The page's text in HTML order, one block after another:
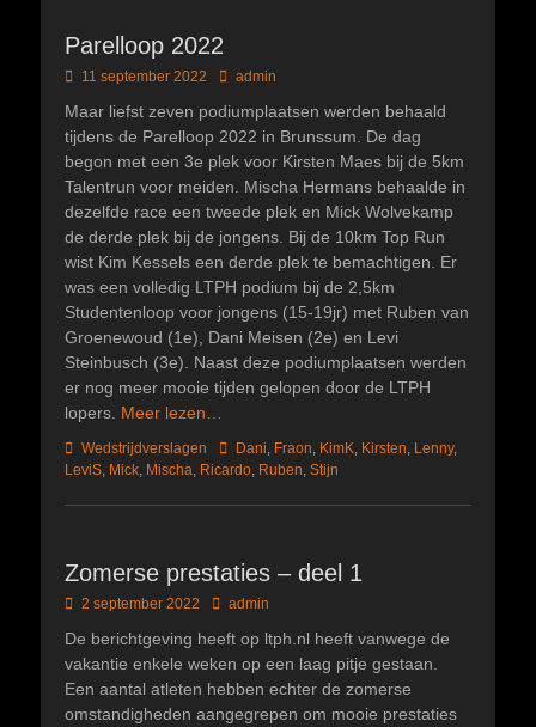
Parelloop 2022
Geplaatst
11 september 2022 Author
admin
Maar liefst zeven podiumplaatsen werden behaald
tijdens de Parelloop 2022 in Brunssum. De dag
begon met een 3e plek voor Kirsten Maes bij de 5km
Talentrun voor meiden. Mischa Hermans behaalde in
dezelfde race een tweede plek en Mick Wolvekamp
de derde plek bij de jongens. Bij de 10km Top Run
wist Kim Kessels een derde plek te bemachtigen. Er
was een volledig LTPH podium bij de 2,5km
Studentenloop voor jongens (15-19jr) met Ruben van
Groenewoud (1e), Dani Meisen (2e) en Levi
Steinbusch (3e). Naast deze podiumplaatsen werden
er nog meer mooie tijden gelopen door de LTPH
lopers. Meer lezen…
Categorieën
Wedstrijdverslagen TagsDani Fraon KimK Kirsten Lenny,
LeviS Mick Mischa Ricardo Ruben Stijn
Zomerse prestaties – deel 1
Geplaatst
2 september 2022 Author
admin
De berichtgeving heeft op ltph.nl heeft vanwege de
vakantie enkele weken op een laag pitje gestaan.
Een aantal atleten hebben echter de zomerse
omstandigheden aangegrepen om mooie prestaties